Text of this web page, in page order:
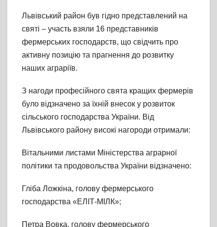
Львівський район був гідно представлений на
святі – участь взяли 16 представників
фермерських господарств, що свідчить про
активну позицію та прагнення до розвитку
наших аграріїв.
З нагоди професійного свята кращих фермерів
було відзначено за їхній внесок у розвиток
сільського господарства України. Від
Львівського району високі нагороди отримали:
Вітальними листами Міністерства аграрної
політики та продовольства України відзначено:
Гліба Ложкіна, голову фермерського
господарства «ЕЛІТ-МІЛК»;
Петра Вовка, голову фермерського